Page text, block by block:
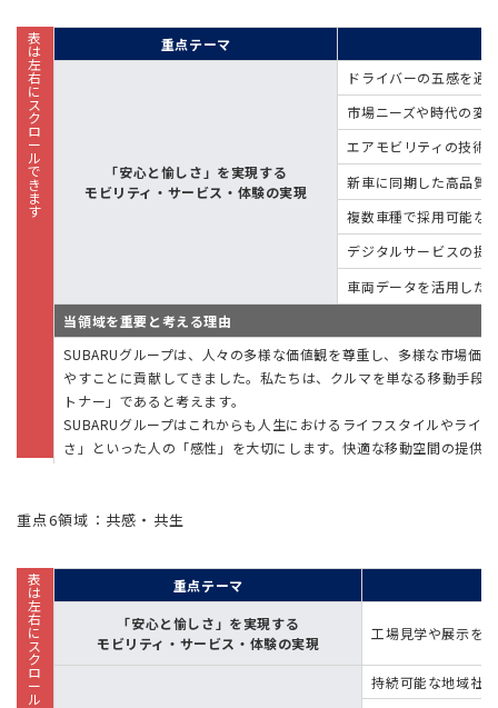
重点テーマ
「安心と愉しさ」を実現する
モビリティ・サービス・体験の実現
ドライバーの五感を通
市場ニーズや時代の変
エアモビリティの技術
新車に同期した高品質
複数車種で採用可能な
デジタルサービスの提
車両データを活用した
当領域を重要と考える理由
SUBARUグループは、人々の多様な価値観を尊重し、多様な市場価
やすことに貢献してきました。私たちは、クルマを単なる移動手段
トナー」であると考えます。
SUBARUグループはこれからも人生におけるライフスタイルやライ
さ」といった人の「感性」を大切にします。快適な移動空間の提供
重点6領域：共感・共生
重点テーマ
「安心と愉しさ」を実現する
モビリティ・サービス・体験の実現
工場見学や展示を
持続可能な地域社